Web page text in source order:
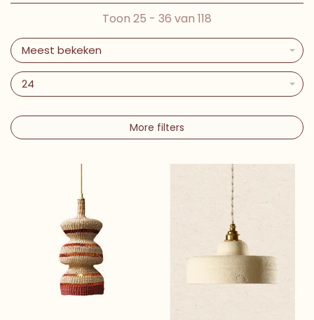
Toon 25 - 36 van 118
Meest bekeken
24
More filters